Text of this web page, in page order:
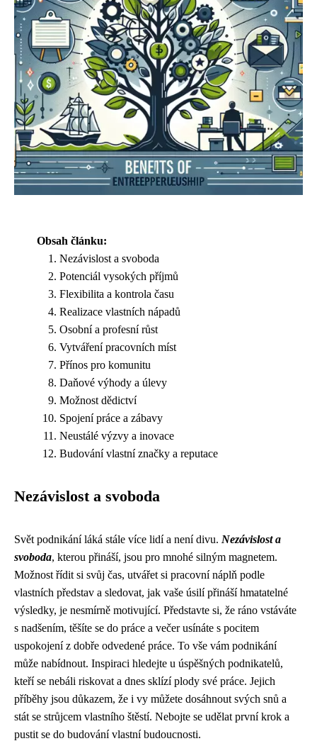
Obsah článku:
Nezávislost a svoboda
Potenciál vysokých příjmů
Flexibilita a kontrola času
Realizace vlastních nápadů
Osobní a profesní růst
Vytváření pracovních míst
Přínos pro komunitu
Daňové výhody a úlevy
Možnost dědictví
Spojení práce a zábavy
Neustálé výzvy a inovace
Budování vlastní značky a reputace
Nezávislost a svoboda
Svět podnikání láká stále více lidí a není divu. Nezávislost a
svoboda, kterou přináší, jsou pro mnohé silným magnetem.
Možnost řídit si svůj čas, utvářet si pracovní náplň podle
vlastních představ a sledovat, jak vaše úsilí přináší hmatatelné
výsledky, je nesmírně motivující. Představte si, že ráno vstáváte
s nadšením, těšíte se do práce a večer usínáte s pocitem
uspokojení z dobře odvedené práce. To vše vám podnikání
může nabídnout. Inspiraci hledejte u úspěšných podnikatelů,
kteří se nebáli riskovat a dnes sklízí plody své práce. Jejich
příběhy jsou důkazem, že i vy můžete dosáhnout svých snů a
stát se strůjcem vlastního štěstí. Nebojte se udělat první krok a
pustit se do budování vlastní budoucnosti.